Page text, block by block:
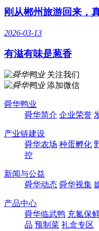
刚从郴州旅游回来，
2026-03-13
有滋有味是葱香
关注我们
添加微信
舜华鸭业
舜华简介 企业荣誉
产业链建设
舜华农场 种蛋孵化
控
新闻与公益
舜华动态 舜华视集
产品中心
舜华临武鸭 充氮保
品 预制菜 礼盒专区